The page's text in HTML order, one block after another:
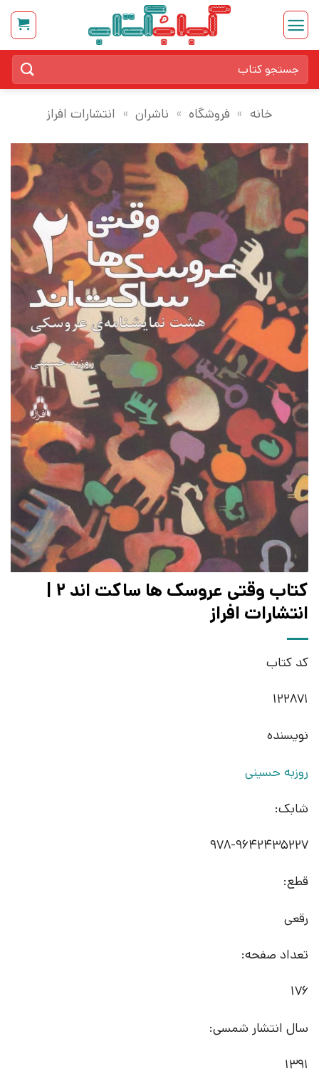
Skip
content
برای:
خانه » فروشگاه » ناشران » انتشارات افراز
کتاب وقتی عروسک ها ساکت اند 2 |
انتشارات افراز
کد کتاب
122871
نویسنده
روزبه حسینی
شابک:
978-9642435227
قطع:
رقعی
تعداد صفحه:
176
سال انتشار شمسی:
1391